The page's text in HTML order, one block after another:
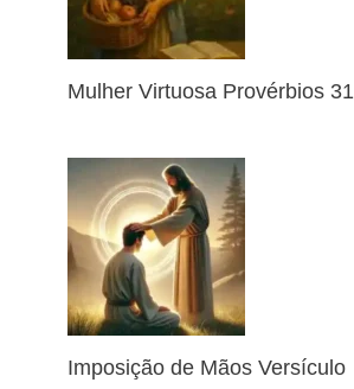
Mulher Virtuosa Provérbios 31
Imposição de Mãos Versículo